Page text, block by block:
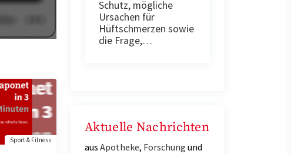
Sport & Fitness
Schutz, mögliche
Ursachen für
Hüftschmerzen sowie
die Frage,…
Aktuelle Nachrichten
aus Apotheke, Forschung und